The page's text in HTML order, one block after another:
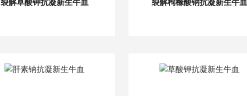
裂解草酸钾抗凝新生牛血 裂解枸橼酸钠抗凝新生牛血